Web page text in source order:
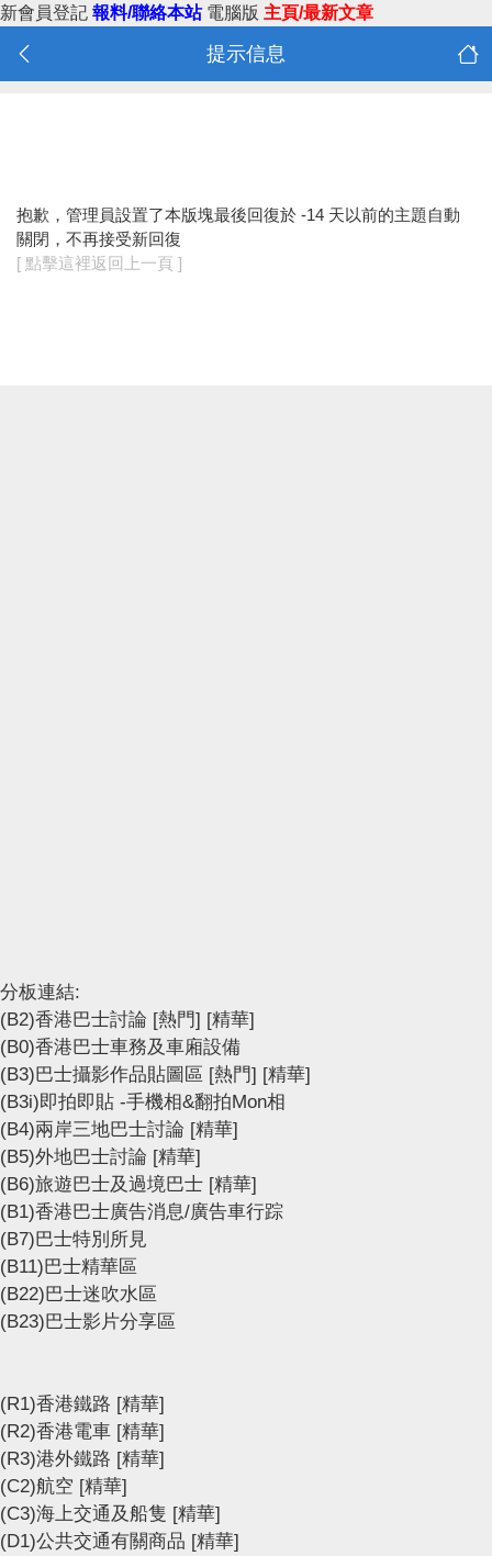
新會員登記 報料/聯絡本站 電腦版 主頁/最新文章
提示信息
抱歉，管理員設置了本版塊最後回復於 -14 天以前的主題自動
關閉，不再接受新回復
[ 點擊這裡返回上一頁 ]
分板連結:
(B2)香港巴士討論 [熱門] [精華]
(B0)香港巴士車務及車廂設備
(B3)巴士攝影作品貼圖區 [熱門] [精華]
(B3i)即拍即貼 -手機相&翻拍Mon相
(B4)兩岸三地巴士討論 [精華]
(B5)外地巴士討論 [精華]
(B6)旅遊巴士及過境巴士 [精華]
(B1)香港巴士廣告消息/廣告車行踪
(B7)巴士特別所見
(B11)巴士精華區
(B22)巴士迷吹水區
(B23)巴士影片分享區
(R1)香港鐵路 [精華]
(R2)香港電車 [精華]
(R3)港外鐵路 [精華]
(C2)航空 [精華]
(C3)海上交通及船隻 [精華]
(D1)公共交通有關商品 [精華]